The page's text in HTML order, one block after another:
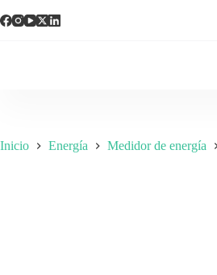
Inicio Energía Medidor de energía